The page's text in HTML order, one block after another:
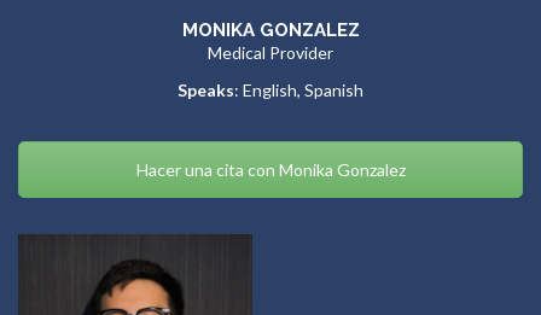
MONIKA GONZALEZ
Medical Provider
Speaks: English, Spanish
Hacer una cita con Monika Gonzalez